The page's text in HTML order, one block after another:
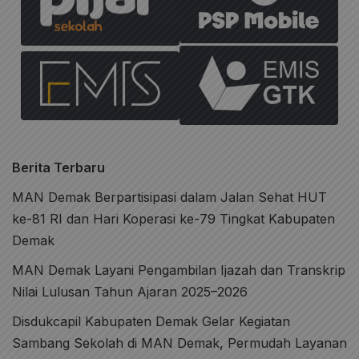
Berita Terbaru
MAN Demak Berpartisipasi dalam Jalan Sehat HUT
ke-81 RI dan Hari Koperasi ke-79 Tingkat Kabupaten
Demak
MAN Demak Layani Pengambilan Ijazah dan Transkrip
Nilai Lulusan Tahun Ajaran 2025–2026
Disdukcapil Kabupaten Demak Gelar Kegiatan
Sambang Sekolah di MAN Demak, Permudah Layanan